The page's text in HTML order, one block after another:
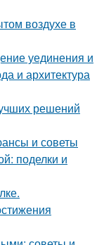
воздухе в
уединения и
и архитектура
решений
и советы
поделки и